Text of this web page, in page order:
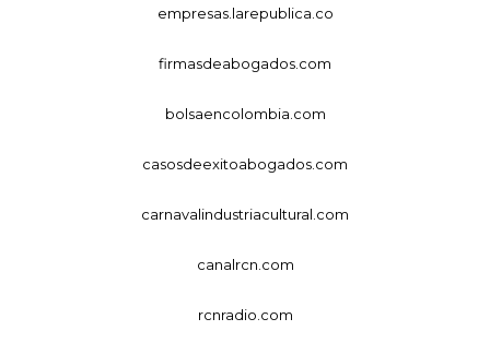
empresas.larepublica.co
firmasdeabogados.com
bolsaencolombia.com
casosdeexitoabogados.com
carnavalindustriacultural.com
canalrcn.com
rcnradio.com